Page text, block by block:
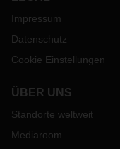
Impressum
Datenschutz
Cookie Einstellungen
ÜBER UNS
Standorte weltweit
Mediaroom